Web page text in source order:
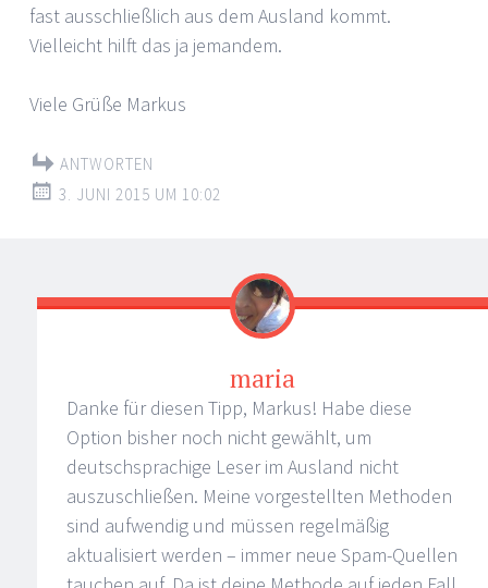
fast ausschließlich aus dem Ausland kommt.
Vielleicht hilft das ja jemandem.
Viele Grüße Markus
ANTWORTEN
3. JUNI 2015 UM 10:02
maria
Danke für diesen Tipp, Markus! Habe diese
Option bisher noch nicht gewählt, um
deutschsprachige Leser im Ausland nicht
auszuschließen. Meine vorgestellten Methoden
sind aufwendig und müssen regelmäßig
aktualisiert werden – immer neue Spam-Quellen